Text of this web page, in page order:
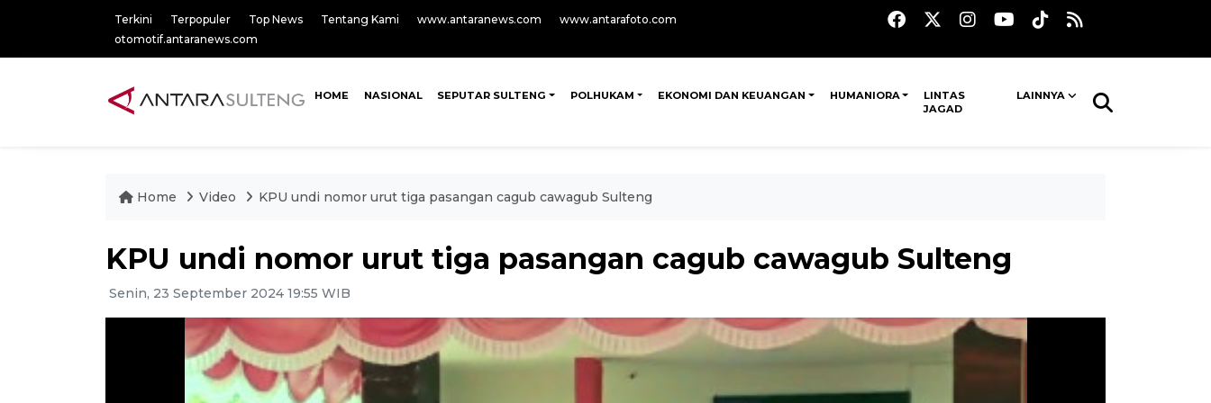
Terkini Terpopuler Top News Tentang Kami www.antaranews.com
www.antarafoto.com
otomotif.antaranews.com
HOME NASIONAL SEPUTAR SULTENG POLHUKAM EKONOMI DAN KEUANGAN HUMANIORA
LINTAS
JAGAD
LAINNYA
Home Video KPU undi nomor urut tiga pasangan cagub cawagub Sulteng
KPU undi nomor urut tiga pasangan cagub cawagub Sulteng
Senin, 23 September 2024 19:55 WIB